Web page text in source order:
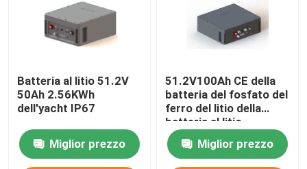
Batteria al litio 51.2V
50Ah 2.56KWh
dell'yacht IP67
Miglior prezzo
51.2V100Ah CE della
batteria del fosfato del
ferro del litio della
batteria al litio
dell'yacht da 5,12 KWH
Miglior prezzo